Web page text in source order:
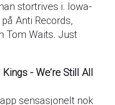
stortrives i. Iowa-
Anti Records,
Tom Waits. Just
- We’re Still All
sensasjonelt nok